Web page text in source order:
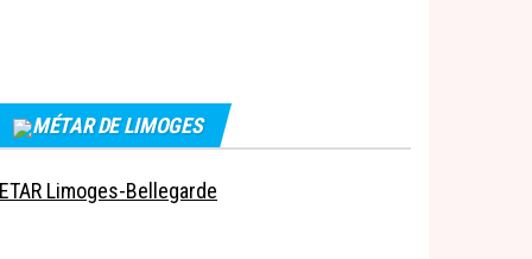
MÉTAR DE LIMOGES
Limoges-Bellegarde